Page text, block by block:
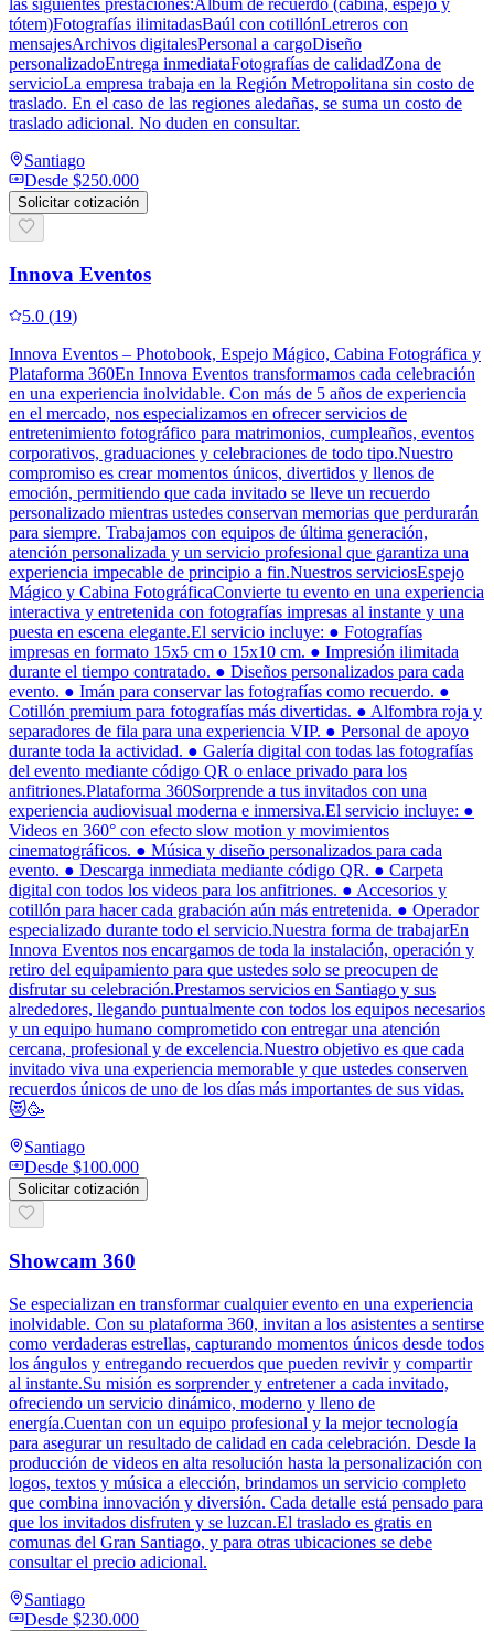
tótem)Fotografías ilimitadasBaúl con cotillónLetreros con
mensajesArchivos digitalesPersonal a cargoDiseño
personalizadoEntrega inmediataFotografías de calidadZona de
servicioLa empresa trabaja en la Región Metropolitana sin costo de
traslado. En el caso de las regiones aledañas, se suma un costo de
traslado adicional. No duden en consultar.
Santiago
Desde $250.000
Solicitar cotización
Innova Eventos
5.0 (19)
Innova Eventos – Photobook, Espejo Mágico, Cabina Fotográfica y
Plataforma 360En Innova Eventos transformamos cada celebración
en una experiencia inolvidable. Con más de 5 años de experiencia
en el mercado, nos especializamos en ofrecer servicios de
entretenimiento fotográfico para matrimonios, cumpleaños, eventos
corporativos, graduaciones y celebraciones de todo tipo.Nuestro
compromiso es crear momentos únicos, divertidos y llenos de
emoción, permitiendo que cada invitado se lleve un recuerdo
personalizado mientras ustedes conservan memorias que perdurarán
para siempre. Trabajamos con equipos de última generación,
atención personalizada y un servicio profesional que garantiza una
experiencia impecable de principio a fin.Nuestros serviciosEspejo
Mágico y Cabina FotográficaConvierte tu evento en una experiencia
interactiva y entretenida con fotografías impresas al instante y una
puesta en escena elegante.El servicio incluye: ● Fotografías
impresas en formato 15x5 cm o 15x10 cm. ● Impresión ilimitada
durante el tiempo contratado. ● Diseños personalizados para cada
evento. ● Imán para conservar las fotografías como recuerdo. ●
Cotillón premium para fotografías más divertidas. ● Alfombra roja y
separadores de fila para una experiencia VIP. ● Personal de apoyo
durante toda la actividad. ● Galería digital con todas las fotografías
del evento mediante código QR o enlace privado para los
anfitriones.Plataforma 360Sorprende a tus invitados con una
experiencia audiovisual moderna e inmersiva.El servicio incluye: ●
Videos en 360° con efecto slow motion y movimientos
cinematográficos. ● Música y diseño personalizados para cada
evento. ● Descarga inmediata mediante código QR. ● Carpeta
digital con todos los videos para los anfitriones. ● Accesorios y
cotillón para hacer cada grabación aún más entretenida. ● Operador
especializado durante todo el servicio.Nuestra forma de trabajarEn
Innova Eventos nos encargamos de toda la instalación, operación y
retiro del equipamiento para que ustedes solo se preocupen de
disfrutar su celebración.Prestamos servicios en Santiago y sus
alrededores, llegando puntualmente con todos los equipos necesarios
y un equipo humano comprometido con entregar una atención
cercana, profesional y de excelencia.Nuestro objetivo es que cada
invitado viva una experiencia memorable y que ustedes conserven
recuerdos únicos de uno de los días más importantes de sus vidas.
😻🥳
Santiago
Desde $100.000
Solicitar cotización
Showcam 360
Se especializan en transformar cualquier evento en una experiencia
inolvidable. Con su plataforma 360, invitan a los asistentes a sentirse
como verdaderas estrellas, capturando momentos únicos desde todos
los ángulos y entregando recuerdos que pueden revivir y compartir
al instante.Su misión es sorprender y entretener a cada invitado,
ofreciendo un servicio dinámico, moderno y lleno de
energía.Cuentan con un equipo profesional y la mejor tecnología
para asegurar un resultado de calidad en cada celebración. Desde la
producción de videos en alta resolución hasta la personalización con
logos, textos y música a elección, brindamos un servicio completo
que combina innovación y diversión. Cada detalle está pensado para
que los invitados disfruten y se luzcan.El traslado es gratis en
comunas del Gran Santiago, y para otras ubicaciones se debe
consultar el precio adicional.
Santiago
Desde $230.000